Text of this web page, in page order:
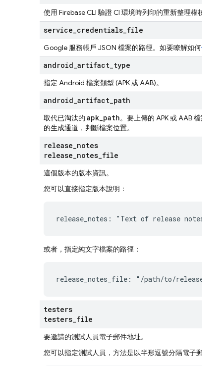
使用 FirebaseCLI 驗證 CI 環境時列印的重新整理權杖 (詳
service_credentials_file
Google 服務帳戶 JSON 檔案的路徑。如要瞭解如何使用
android_artifact_type
指定 Android 檔案類型 (APK 或 AAB)。
android_artifact_path
取代已淘汰的 apk_path。要上傳的 APK 或 AAB 檔案絕
的生成通道，判斷檔案位置。
release_notes
release_notes_file
這個版本的版本資訊。
您可以直接指定版本說明：
release_notes: "Text of release notes"
或者，指定純文字檔案的路徑：
release_notes_file: "/path/to/release-
testers
testers_file
要邀請的測試人員電子郵件地址。
您可以指定測試人員，方法是以半形逗號分隔電子郵件地